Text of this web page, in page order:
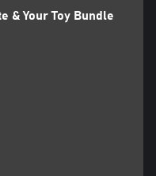
& Your Toy Bundle